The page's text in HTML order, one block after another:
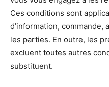
Ces conditions sont
d’information, commande,
les parties. En outre, les
excluent toutes autres
substituent.